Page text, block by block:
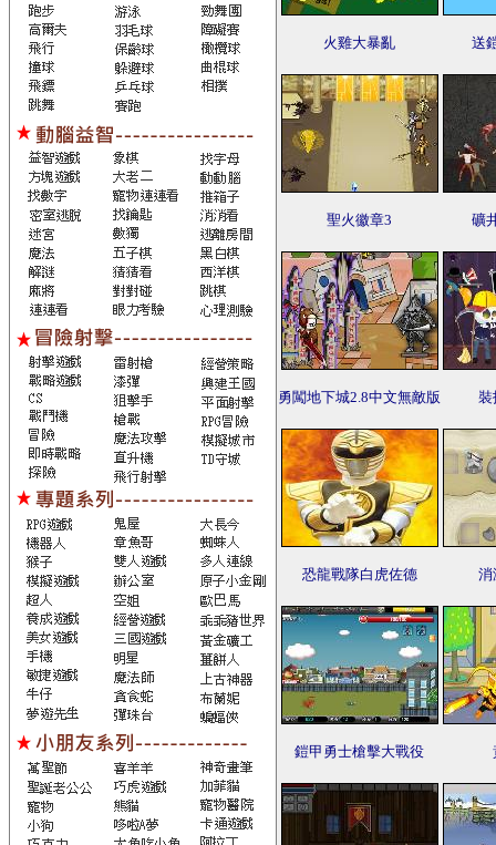
火雞大暴亂 送
聖火徽章3 礦
勇闖地下城2.8中文無敵版 裝
恐龍戰隊白虎佐德 消
鎧甲勇士槍擊大戰役